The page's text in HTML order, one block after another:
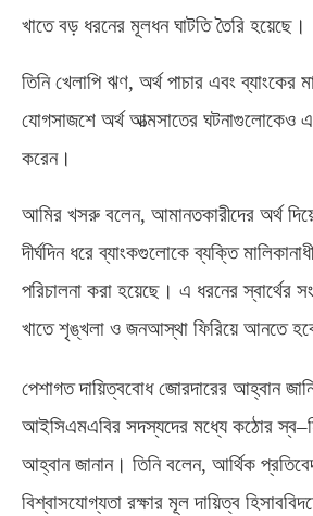
খাতে বড় ধরনের মূলধন ঘাটতি তৈরি হয়েছে।
তিনি খেলাপি ঋণ, অর্থ পাচার এবং ব্যাংকের
যোগসাজশে অর্থ আত্মসাতের ঘটনাগুলোকেও
করেন।
আমির খসরু বলেন, আমানতকারীদের অর্থ
দীর্ঘদিন ধরে ব্যাংকগুলোকে ব্যক্তি
পরিচালনা করা হয়েছে। এ ধরনের স্বার্থের
খাতে শৃঙ্খলা ও জনআস্থা ফিরিয়ে আনতে
পেশাগত দায়িত্ববোধ জোরদারের আহ্বান
আইসিএমএবির সদস্যদের মধ্যে কঠোর স্ব–
আহ্বান জানান। তিনি বলেন, আর্থিক
বিশ্বাসযোগ্যতা রক্ষার মূল দায়িত্ব